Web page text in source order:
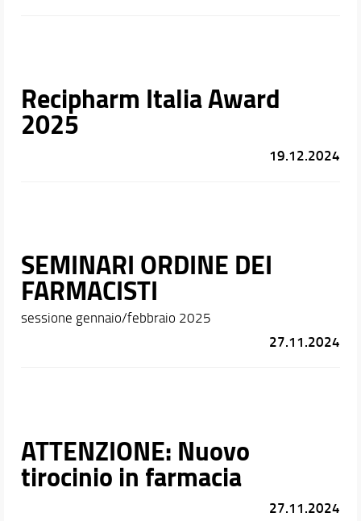
Recipharm Italia Award
2025
19.12.2024
SEMINARI ORDINE DEI
FARMACISTI
sessione gennaio/febbraio 2025
27.11.2024
ATTENZIONE: Nuovo
tirocinio in farmacia
27.11.2024